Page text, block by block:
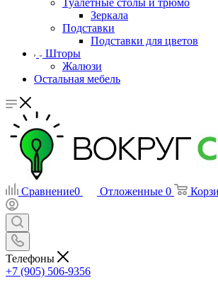
Туалетные столы и трюмо
Зеркала
Подставки
Подставки для цветов
Шторы
Жалюзи
Остальная мебель
Сравнение0 Отложенные 0
Телефоны
+7 (905) 506-9356